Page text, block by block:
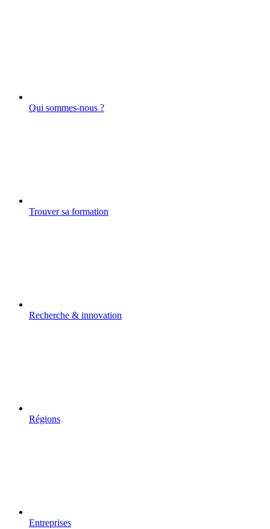
Qui sommes-nous ?
Trouver sa formation
Recherche & innovation
Régions
Entreprises